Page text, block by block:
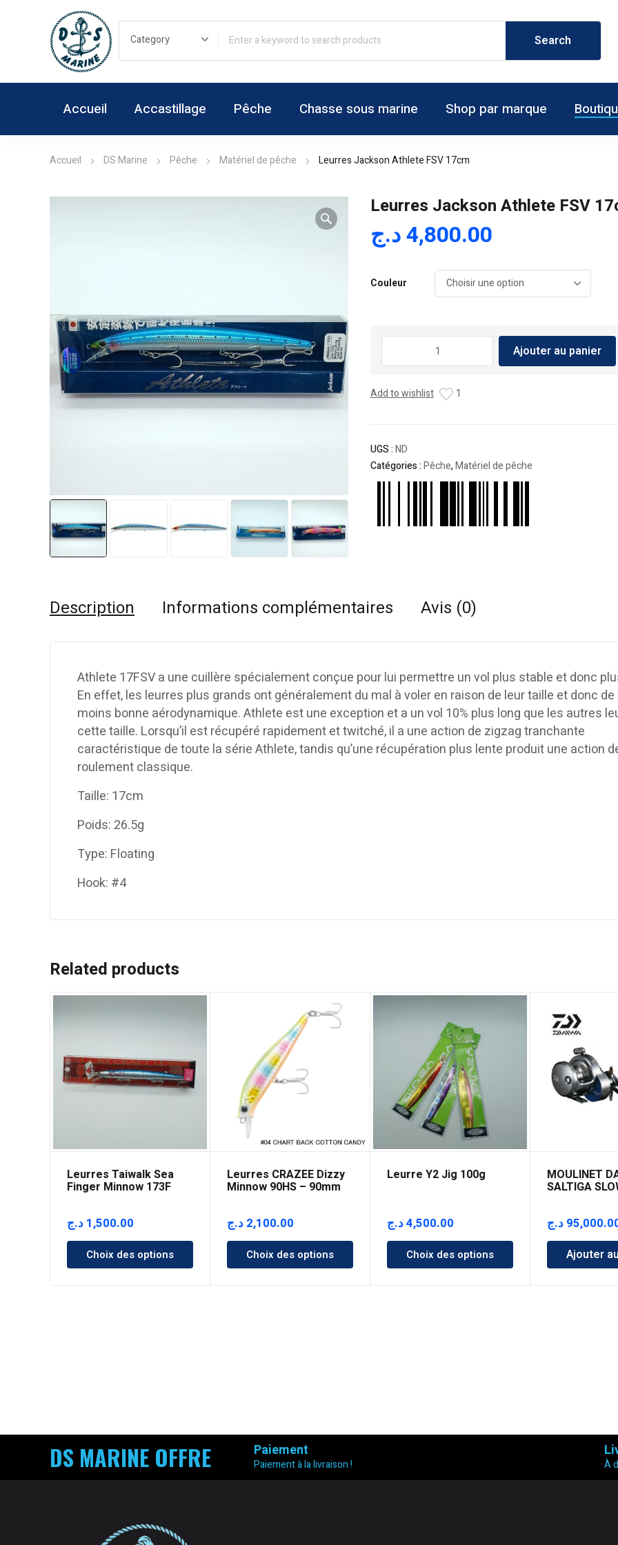
Accueil Accastillage Pêche Chasse sous marine Shop par marque
Accueil DS Marine Pêche Matériel de pêche Leurres Jackson Athlete FSV 17cm
Leurres Jackson Athlete FSV
4,800.00د.ج
Couleur
Jackson
Ajouter au panier
Add to wishlist 1
UGS :ND
Catégories :Pêche,Matériel de pêche
Description Informations complémentaires Avis (0)
Athlete 17FSV a une cuillère spécialement conçue pour lui permettre un vol plus stable et donc
En effet, les leurres plus grands ont généralement du mal à voler en raison de leur taille et donc de
moins bonne aérodynamique. Athlete est une exception et a un vol 10% plus long que les autres
cette taille. Lorsqu’il est récupéré rapidement et twitché, il a une action de zigzag tranchante
caractéristique de toute la série Athlete, tandis qu’une récupération plus lente produit une action
roulement classique.
Taille: 17cm
Poids: 26.5g
Type: Floating
Hook: #4
Related products
Leurres Taiwalk Sea
Finger Minnow 173F
1,500.00 د.ج
Choix des options
Leurres CRAZEE Dizzy
Minnow 90HS – 90mm
2,100.00 د.ج
Choix des options
Leurre Y2 Jig 100g
4,500.00د.ج
Choix des options
MOULINET
SALTIGA
د.ج
Ajouter
DS MARINE OFFRE Paiement
Paiement à la livraison ! À